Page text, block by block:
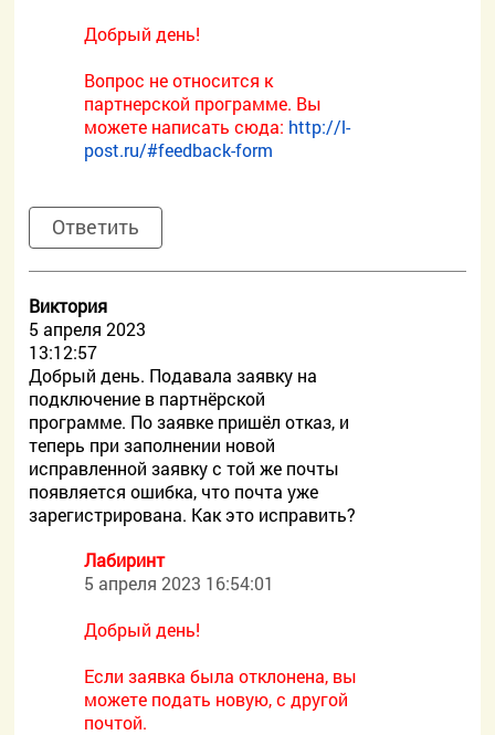
Добрый день!
Вопрос не относится к
партнерской программе. Вы
можете написать сюда: http://l-
post.ru/#feedback-form
Ответить
Виктория
5 апреля 2023
13:12:57
Добрый день. Подавала заявку на
подключение в партнёрской
программе. По заявке пришёл отказ, и
теперь при заполнении новой
исправленной заявку с той же почты
появляется ошибка, что почта уже
зарегистрирована. Как это исправить?
Лабиринт
5 апреля 2023 16:54:01
Добрый день!
Если заявка была отклонена, вы
можете подать новую, с другой
почтой.